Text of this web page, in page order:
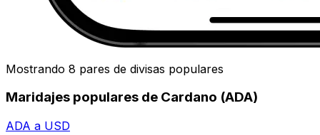
Mostrando 8 pares de divisas populares
Maridajes populares de Cardano (ADA)
ADA a USD